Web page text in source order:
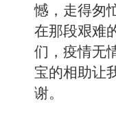
憾，走得匆
在那段艰难
们，疫情无
宝的相助让
谢。